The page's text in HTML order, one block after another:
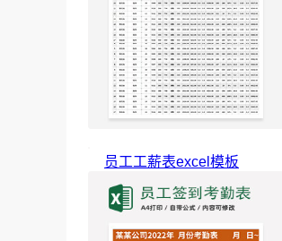
员工工薪表excel模板